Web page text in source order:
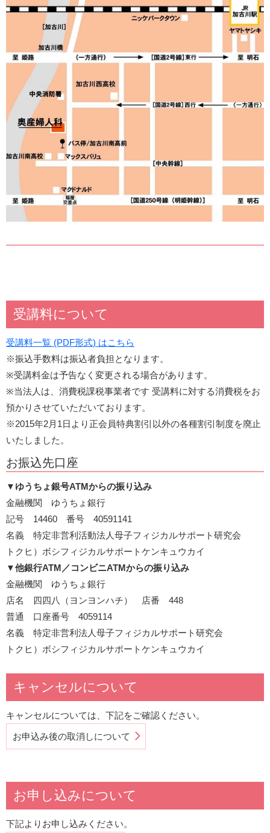
受講料について
受講料一覧 (PDF形式) はこちら
※振込手数料は振込者負担となります。
※受講料金は予告なく変更される場合があります。
※当法人は、消費税課税事業者です 受講料に対する消費税をお
預かりさせていただいております。
※2015年2月1日より正会員特典割引以外の各種割引制度を廃止
いたしました。
お振込先口座
▼ ゆうちょ銀号ATMからの振り込み
金融機関 ゆうちょ銀行
記号 14460 番号 40591141
名義 特定非営利活動法人母子フィジカルサポート研究会
トクヒ）ボシフィジカルサポートケンキュウカイ
▼他銀行ATM／コンビニATMからの振り込み
金融機関 ゆうちょ銀行
店名 四四八（ヨンヨンハチ） 店番 448
普通 口座番号 4059114
名義 特定非営利法人母子フィジカルサポート研究会
トクヒ）ボシフィジカルサポートケンキュウカイ
キャンセルについて
キャンセルについては、下記をご確認ください。
お申込み後の取消しについて
お申し込みについて
下記よりお申し込みください。